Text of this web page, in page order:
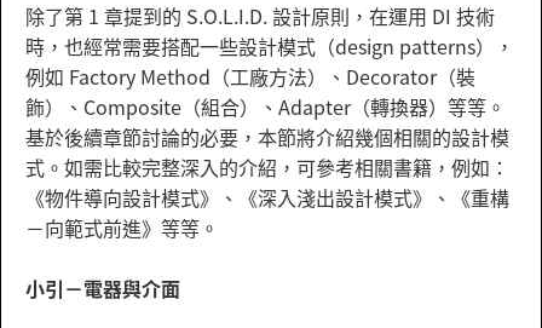
除了第 1 章提到的 S.O.L.I.D. 設計原則，在運用 DI 技術
時，也經常需要搭配一些設計模式（design patterns），
例如 Factory Method（工廠方法）、Decorator（裝
飾）、Composite（組合）、Adapter（轉換器）等等。
基於後續章節討論的必要，本節將介紹幾個相關的設計模
式。如需比較完整深入的介紹，可參考相關書籍，例如：
《物件導向設計模式》、《深入淺出設計模式》、《重構
－向範式前進》等等。
小引－電器與介面